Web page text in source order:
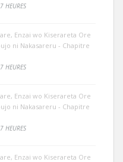
HEURES
Enzai wo Kiserareta Ore
ni Nakasareru - Chapitre
HEURES
Enzai wo Kiserareta Ore
ni Nakasareru - Chapitre
HEURES
Enzai wo Kiserareta Ore